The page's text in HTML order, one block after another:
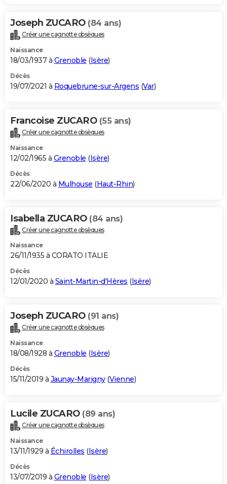
Bricolage
Lifestyle
Culture
Sport
Auto
Television
Voyage
Cinema
Joseph ZUCARO (84 ans)
Créer une cagnotte obsèques
Naissance
18/03/1937 à Grenoble (Isère)
Décès
19/07/2021 à Roquebrune-sur-Argens (Var)
Francoise ZUCARO (55 ans)
Créer une cagnotte obsèques
Naissance
12/02/1965 à Grenoble (Isère)
Décès
22/06/2020 à Mulhouse (Haut-Rhin)
Isabella ZUCARO (84 ans)
Créer une cagnotte obsèques
Naissance
26/11/1935 à CORATO ITALIE
Décès
12/01/2020 à Saint-Martin-d'Hères (Isère)
Joseph ZUCARO (91 ans)
Créer une cagnotte obsèques
Naissance
18/08/1928 à Grenoble (Isère)
Décès
15/11/2019 à Jaunay-Marigny(Vienne)
Lucile ZUCARO (89 ans)
Créer une cagnotte obsèques
Naissance
13/11/1929 à Échirolles (Isère)
Décès
13/07/2019 à Grenoble (Isère)